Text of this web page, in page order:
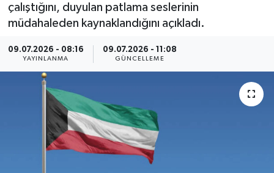
çalıştığını, duyulan patlama seslerinin
müdahaleden kaynaklandığını açıkladı.
09.07.2026 - 08:16
YAYINLANMA
09.07.2026 - 11:08
GÜNCELLEME
Güvenlik
Magazin
Medya
Politika
Haber Arşivi